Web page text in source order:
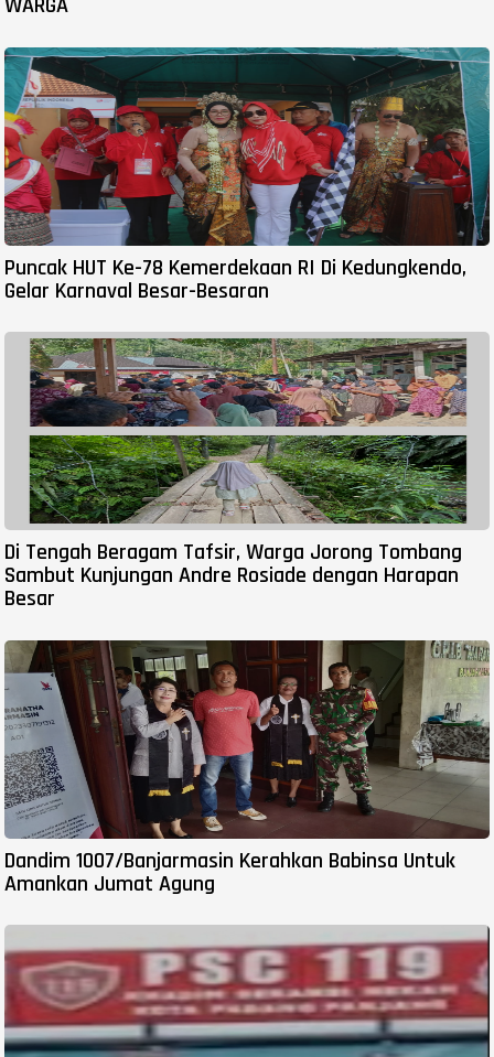
Puncak HUT Ke-78 Kemerdekaan RI Di Kedungkendo,
Gelar Karnaval Besar-Besaran
Di Tengah Beragam Tafsir, Warga Jorong Tombang
Sambut Kunjungan Andre Rosiade dengan Harapan
Besar
Dandim 1007/Banjarmasin Kerahkan Babinsa Untuk
Amankan Jumat Agung